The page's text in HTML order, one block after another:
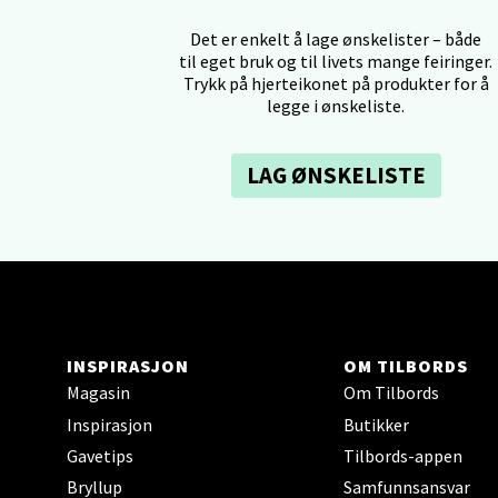
Det er enkelt å lage ønskelister – både
til eget bruk og til livets mange feiringer.
Trykk på hjerteikonet på produkter for å
legge i ønskeliste.
LAG ØNSKELISTE
INSPIRASJON
Magasin
Inspirasjon
Gavetips
Bryllup
OM TILBORDS
Om Tilbords
Butikker
Tilbords-appen
Samfunnsansvar